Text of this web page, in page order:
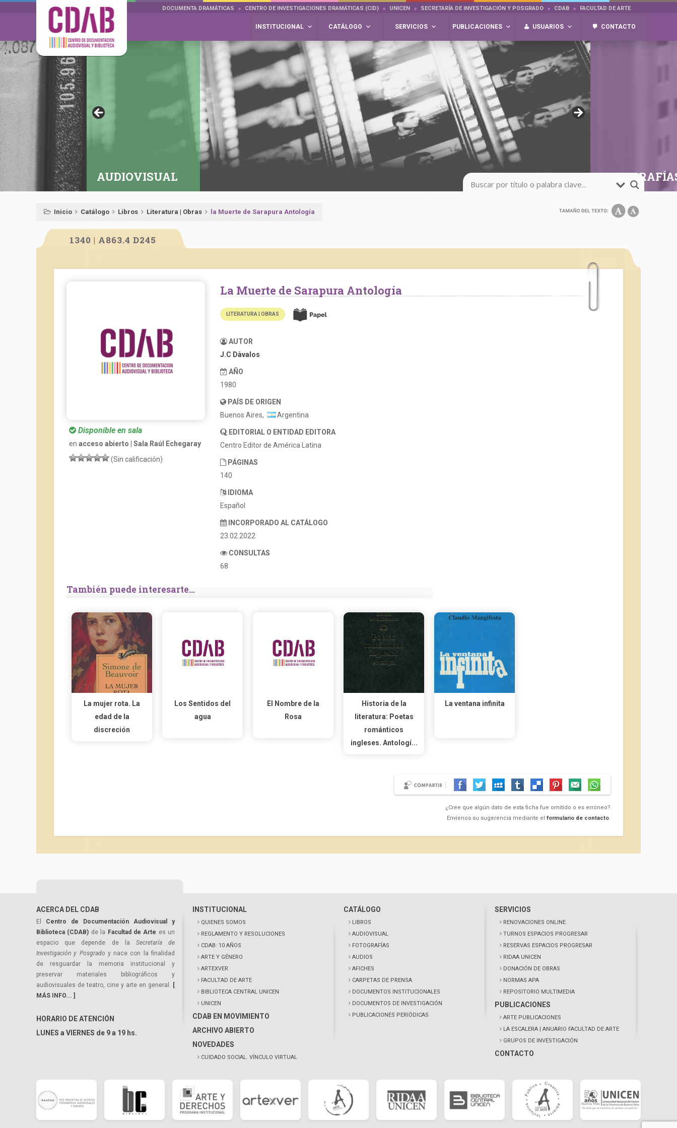
DOCUMENTA DRAMÁTICAS CENTRO DE INVESTIGACIONES DRAMÁTICAS (CID) UNICEN SECRETARÍA DE INVESTIGACIÓN Y POSGRADO CDAB FACULTAD DE ARTE
INSTITUCIONAL CATÁLOGO SERVICIOS PUBLICACIONES USUARIOS CONTACTO
AUDIOVISUAL
Inicio Catálogo Libros Literatura | Obras la Muerte de Sarapura Antología
1340 | A863.4 D245
Disponible en sala
en acceso abierto | Sala Raúl Echegaray
(Sin calificación)
la Muerte de Sarapura Antología
LITERATURA | OBRAS
AUTOR
J.C Dàvalos
AÑO
1980
PAÍS DE ORIGEN
Buenos Aires,
Argentina
EDITORIAL O ENTIDAD EDITORA
Centro Editor de América Latina
PÁGINAS
140
IDIOMA
Español
INCORPORADO AL CATÁLOGO
23.02.2022
CONSULTAS
68
También puede interesarte...
La mujer rota. La
edad de la
discreción
Los Sentidos del
agua
El Nombre de la
Rosa
Historia de la
literatura: Poetas
románticos
ingleses. Antologí...
La ventana infinita
¿Cree que algún dato de esta ficha fue omitido o es erróneo?
Envíenos su sugerencia mediante el formulario de contacto.
ACERCA DEL CDAB
El Centro de Documentación Audiovisual y
Biblioteca (CDAB) de la Facultad de Arte es un
espacio que depende de la Secretaría de
Investigación y Posgrado y nace con la finalidad
de resguardar la memoria institucional y
preservar materiales bibliográficos y
audiovisuales de teatro, cine y arte en general. [
MÁS INFO... ]
HORARIO DE ATENCIÓN
LUNES a VIERNES de 9 a 19 hs.
INSTITUCIONAL
QUIENES SOMOS
REGLAMENTO Y RESOLUCIONES
CDAB: 10 AÑOS
ARTE Y GÉNERO
ARTEXVER
FACULTAD DE ARTE
BIBLIOTECA CENTRAL UNICEN
UNICEN
CDAB EN MOVIMIENTO
ARCHIVO ABIERTO
NOVEDADES
CUIDADO SOCIAL. VÍNCULO VIRTUAL
CATÁLOGO
LIBROS
AUDIOVISUAL
FOTOGRAFÍAS
AUDIOS
AFICHES
CARPETAS DE PRENSA
DOCUMENTOS INSTITUCIONALES
DOCUMENTOS DE INVESTIGACIÓN
PUBLICACIONES PERIÓDICAS
SERVICIOS
RENOVACIONES ONLINE
TURNOS ESPACIOS PROGRESAR
RESERVAS ESPACIOS PROGRESAR
RIDAA UNICEN
DONACIÓN DE OBRAS
NORMAS APA
REPOSITORIO MULTIMEDIA
PUBLICACIONES
ARTE PUBLICACIONES
LA ESCALERA | ANUARIO FACULTAD DE ARTE
GRUPOS DE INVESTIGACIÓN
CONTACTO